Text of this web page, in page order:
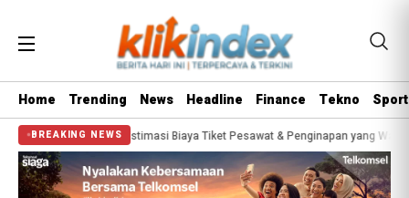
Home Trending News Headline Finance Tekno Sport
BREAKING NEWS
Estimasi Biaya Tiket Pesawat & Penginapan yang Wajib Disiapkan Bisa